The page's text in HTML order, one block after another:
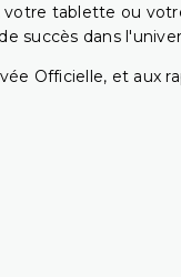
tablette ou
succès dans
Officielle, et aux